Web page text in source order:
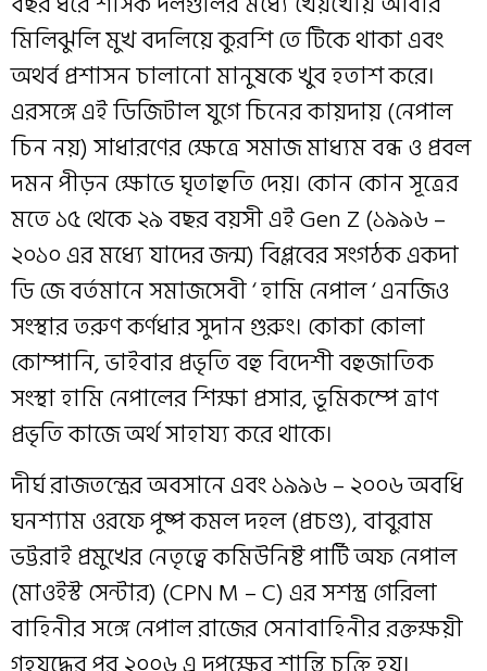
মিলিঝুলি মুখ বদলিয়ে কুরশি তে টিকে থাকা এবং
অথর্ব প্রশাসন চালানো মানুষকে খুব হতাশ করে।
এরসঙ্গে এই ডিজিটাল যুগে চিনের কায়দায় (নেপাল
চিন নয়) সাধারণের ক্ষেত্রে সমাজ মাধ্যম বন্ধ ও প্রবল
দমন পীড়ন ক্ষোভে ঘৃতাহুতি দেয়। কোন কোন সূত্রের
মতে ১৫ থেকে ২৯ বছর বয়সী এই Gen Z (১৯৯৬ –
২০১০ এর মধ্যে যাদের জন্ম) বিপ্লবের সংগঠক একদা
ডি জে বর্তমানে সমাজসেবী ‘ হামি নেপাল ‘ এনজিও
সংস্থার তরুণ কর্ণধার সুদান গুরুং। কোকা কোলা
কোম্পানি, ভাইবার প্রভৃতি বহু বিদেশী বহুজাতিক
সংস্থা হামি নেপালের শিক্ষা প্রসার, ভূমিকম্পে ত্রাণ
প্রভৃতি কাজে অর্থ সাহায্য করে থাকে।
দীর্ঘ রাজতন্ত্রের অবসানে এবং ১৯৯৬ – ২০০৬ অবধি
ঘনশ্যাম ওরফে পুষ্প কমল দহল (প্রচণ্ড), বাবুরাম
ভট্টরাই প্রমুখের নেতৃত্বে কমিউনিষ্ট পার্টি অফ নেপাল
(মাওইস্ট সেন্টার) (CPN M – C) এর সশস্ত্র গেরিলা
বাহিনীর সঙ্গে নেপাল রাজের সেনাবাহিনীর রক্তক্ষয়ী